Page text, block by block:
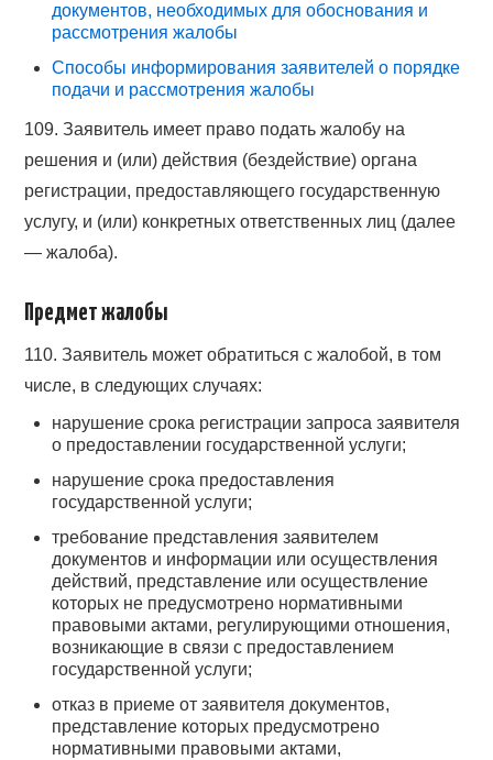
документов, необходимых для обоснования и
рассмотрения жалобы
Способы информирования заявителей о порядке
подачи и рассмотрения жалобы
109. Заявитель имеет право подать жалобу на
решения и (или) действия (бездействие) органа
регистрации, предоставляющего государственную
услугу, и (или) конкретных ответственных лиц (далее
— жалоба).
Предмет жалобы
110. Заявитель может обратиться с жалобой, в том
числе, в следующих случаях:
нарушение срока регистрации запроса заявителя
о предоставлении государственной услуги;
нарушение срока предоставления
государственной услуги;
требование представления заявителем
документов и информации или осуществления
действий, представление или осуществление
которых не предусмотрено нормативными
правовыми актами, регулирующими отношения,
возникающие в связи с предоставлением
государственной услуги;
отказ в приеме от заявителя документов,
представление которых предусмотрено
нормативными правовыми актами,